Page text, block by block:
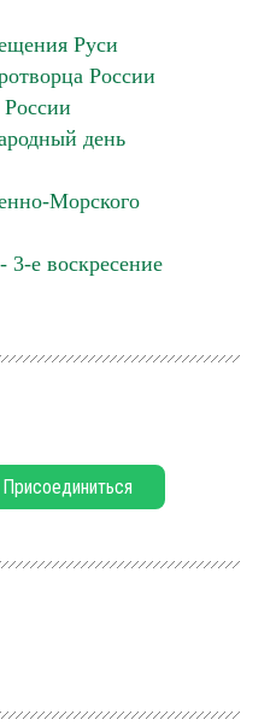
Руси
России
день
Морского
3-е воскресение
Присоединиться